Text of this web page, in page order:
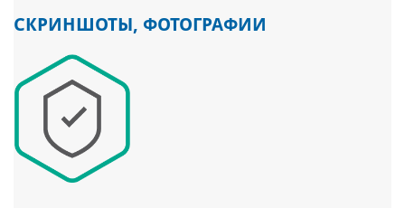
СКРИНШОТЫ, ФОТОГРАФИИ